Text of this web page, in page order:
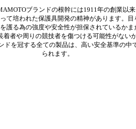
ブランドの根幹には1911年の創業以
て培われた保護具開発の精神があります。目
護る為の強度や安全性が担保されているかま
着者や周りの競技者を傷つける可能性がない
ドを冠する全ての製品は、高い安全基準の中
られます。